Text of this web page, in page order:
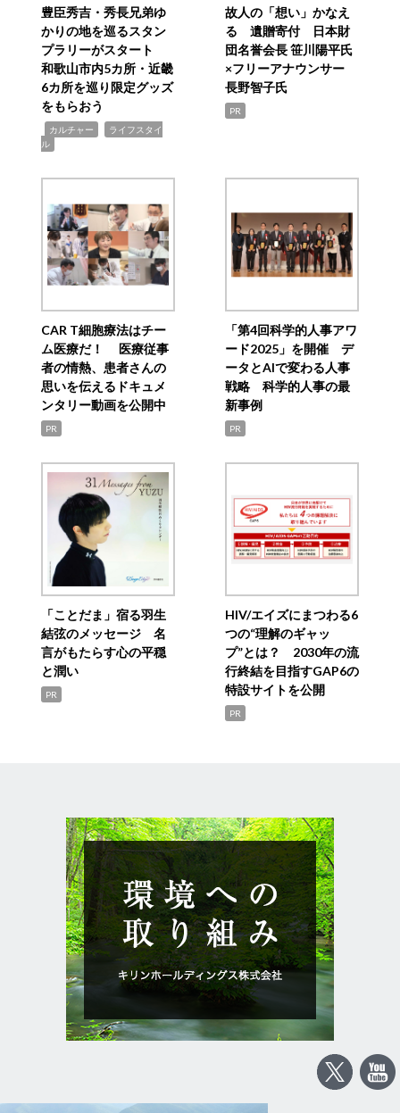
豊臣秀吉・秀長兄弟ゆ
かりの地を巡るスタン
プラリーがスタート
和歌山市内5カ所・近畿
6カ所を巡り限定グッズ
をもらおう
カルチャー
ライフスタイ
ル
故人の「想い」かなえ
る 遺贈寄付 日本財
団名誉会長 笹川陽平氏
×フリーアナウンサー
長野智子氏
PR
CAR T細胞療法はチー
ム医療だ！ 医療従事
者の情熱、患者さんの
思いを伝えるドキュメ
ンタリー動画を公開中
PR
「第4回科学的人事アワ
ード2025」を開催 デ
ータとAIで変わる人事
戦略 科学的人事の最
新事例
PR
「ことだま」宿る羽生
結弦のメッセージ 名
言がもたらす心の平穏
と潤い
PR
HIV/エイズにまつわる6
つの“理解のギャッ
プ”とは？ 2030年の流
行終結を目指すGAP6の
特設サイトを公開
PR